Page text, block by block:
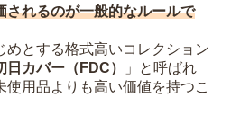
されるのが一般的なルールで
めとする格式高いコレクション
日カバー（FDC）
」と呼ばれ
使用品よりも高い価値を持つこ